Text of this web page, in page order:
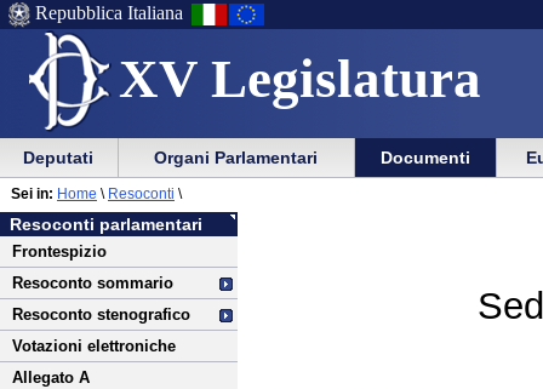
XV Legislatura
Menu
di
ausilio
alla
navigazione
Vai
Menu
di
navigazione
principale
Repubblica Italiana
Menu
di
navigazione
principale
Vai
menu
di
sezione
Deputati Organi Parlamentari Documenti
Vai
al
contenuto
Resoconti parlamentari
Frontespizio
Resoconto sommario
Resoconto stenografico
Votazioni elettroniche
Allegato A
Sei in: Home \ Resoconti \